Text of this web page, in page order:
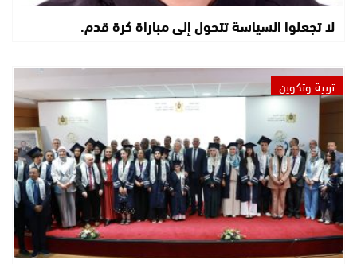
لا تجعلوا السياسة تتحول إلى مباراة كرة قدم.
تربية وتكوين